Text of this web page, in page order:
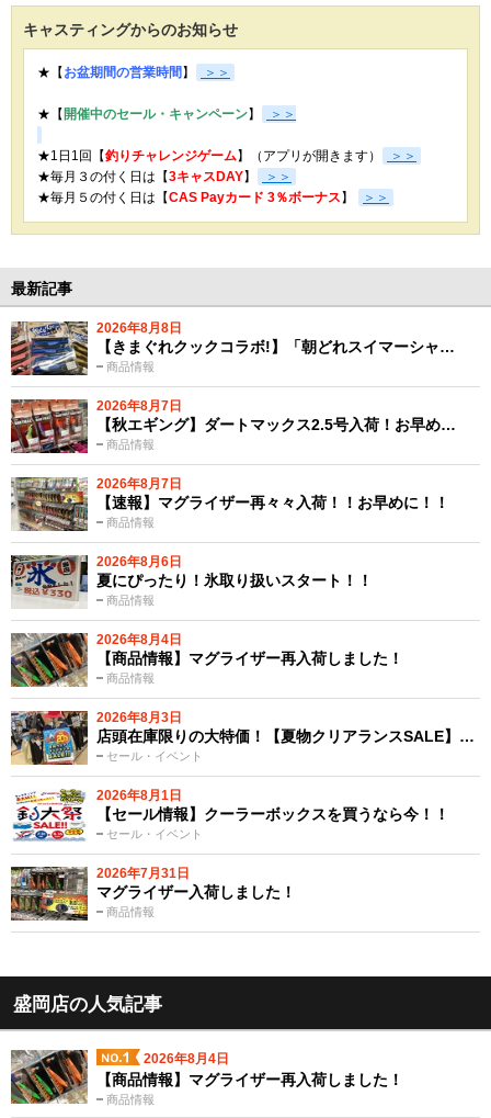
キャスティングからのお知らせ
★【お盆期間の営業時間】 ＞＞
★【開催中のセール・キャンペーン】 ＞＞
★1日1回【釣りチャレンジゲーム】（アプリが開きます）
＞＞
★毎月３の付く日は【3キャスDAY】
＞＞
★毎月５の付く日は【CAS Payカード 3％ボーナス】 ＞＞
最新記事
2026年8月8日
商品情報
【きまぐれクックコラボ!】「朝どれスイマーシャ…
2026年8月7日
商品情報
【秋エギング】ダートマックス2.5号入荷！お早め…
2026年8月7日
商品情報
【速報】マグライザー再々々入荷！！お早めに！！
2026年8月6日
商品情報
夏にぴったり！氷取り扱いスタート！！
2026年8月4日
商品情報
【商品情報】マグライザー再入荷しました！
2026年8月3日
セール・イベント
店頭在庫限りの大特価！【夏物クリアランスSALE】…
2026年8月1日
セール・イベント
【セール情報】クーラーボックスを買うなら今！！
2026年7月31日
商品情報
マグライザー入荷しました！
盛岡店の人気記事
2026年8月4日
商品情報
【商品情報】マグライザー再入荷しました！